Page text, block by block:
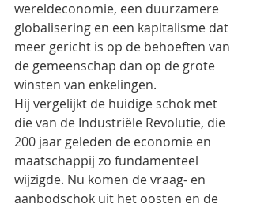
wereldeconomie, een duurzamere
globalisering en een kapitalisme dat
meer gericht is op de behoeften van
de gemeenschap dan op de grote
winsten van enkelingen.
Hij vergelijkt de huidige schok met
die van de Industriële Revolutie, die
200 jaar geleden de economie en
maatschappij zo fundamenteel
wijzigde. Nu komen de vraag- en
aanbodschok uit het oosten en de